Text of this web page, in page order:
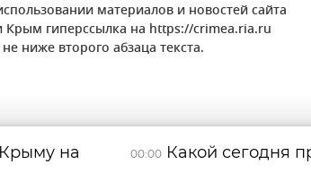
материалов и новостей сайта
Крым гиперссылка на https://crimea.ria.ru
ниже второго абзаца текста.
на
00:00 Какой сегодня